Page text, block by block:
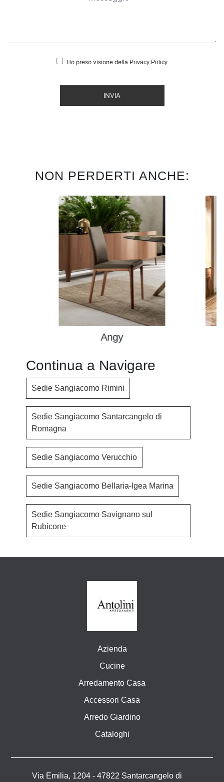
Ho preso visione della Privacy Policy
INVIA
NON PERDERTI ANCHE:
Angy
Continua a Navigare
Sedie Sangiacomo Rimini
Sedie Sangiacomo Santarcangelo di
Romagna
Sedie Sangiacomo Verucchio
Sedie Sangiacomo Bellaria-Igea Marina
Sedie Sangiacomo Savignano sul
Rubicone
Azienda
Cucine
Arredamento Casa
Accessori Casa
Arredo Giardino
Cataloghi
Via Emilia, 1204 - 47822 Santarcangelo di